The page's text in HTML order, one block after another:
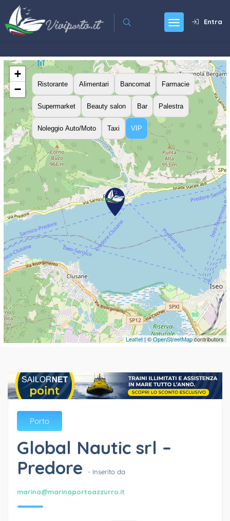
Entra
Ristorante Alimentari Bancomat Farmacie
Supermarket Beauty salon Bar Palestra
Noleggio Auto/Moto Taxi VIP
+
−
Leaflet | ©OpenStreetMapcontributors
Porto
Global Nautic srl –
Predore
- Inserito da
marina@marinaportoazzurro.it